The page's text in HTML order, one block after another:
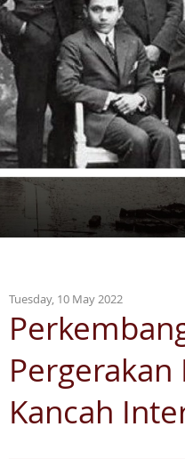
Tuesday, 10 May 2022
Pergerakan
Kancah